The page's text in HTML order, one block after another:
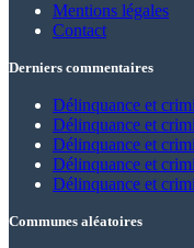
Mentions légales
Contact
Derniers commentaires
Délinquance et
Délinquance et
Délinquance et
Délinquance et
Délinquance et
Communes aléatoires